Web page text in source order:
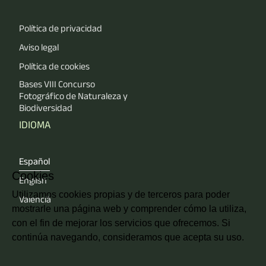
Política de privacidad
Aviso legal
Política de cookies
Bases VIII Concurso
Fotográfico de Naturaleza y
Biodiversidad
IDIOMA
Español
English
Valencià
Cookies
Utilizamos cookies propias y de terceros para poder
mostrarle una página web y comprender cómo la utiliza,
con el fin de mejorar los servicios que ofrecemos. Si
continúa navegando, consideramos que acepta su uso.